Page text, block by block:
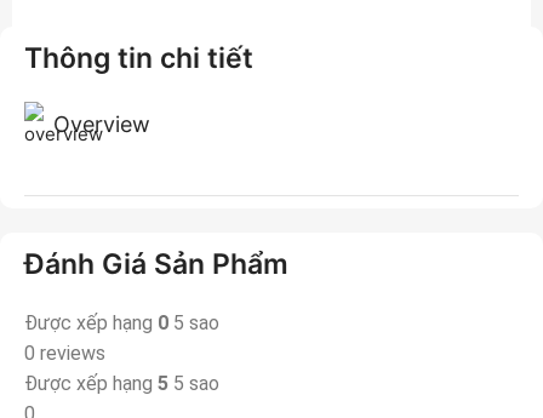
Thông tin chi tiết
Overview
Đánh Giá Sản Phẩm
Được xếp hạng 0 5 sao
0 reviews
Được xếp hạng 5 5 sao